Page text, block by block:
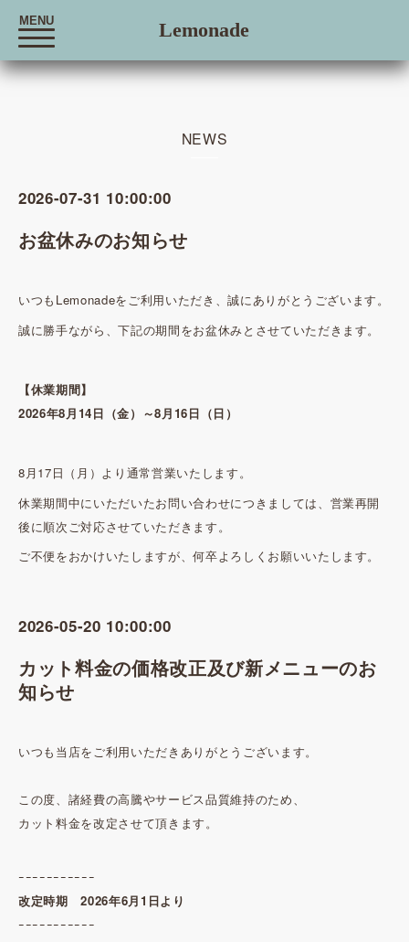
Lemonade
MENU
t
o
g
g
t
n
NEWS
2026-07-31 10:00:00
お盆休みのお知らせ
いつもLemonadeをご利用いただき、誠にありがとうございます。
誠に勝手ながら、下記の期間をお盆休みとさせていただきます。
【休業期間】
2026年8月14日（金）～8月16日（日）
8月17日（月）より通常営業いたします。
休業期間中にいただいたお問い合わせにつきましては、営業再開
後に順次ご対応させていただきます。
ご不便をおかけいたしますが、何卒よろしくお願いいたします。
2026-05-20 10:00:00
カット料金の価格改正及び新メニューのお
知らせ
いつも当店をご利用いただきありがとうございます。
この度、諸経費の高騰やサービス品質維持のため、
カット料金を改定させて頂きます。
ｰｰｰｰｰｰｰｰｰｰｰ
改定時期 2026年6月1日より
ｰｰｰｰｰｰｰｰｰｰｰ